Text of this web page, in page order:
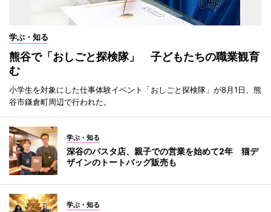
学ぶ・知る
熊谷で「おしごと探検隊」 子どもたちの職業観育
む
小学生を対象にした仕事体験イベント「おしごと探検隊」が8月1日、熊
谷市鎌倉町周辺で行われた。
学ぶ・知る
深谷のパスタ店、親子での営業を始めて2年 猫デ
ザインのトートバッグ販売も
学ぶ・知る